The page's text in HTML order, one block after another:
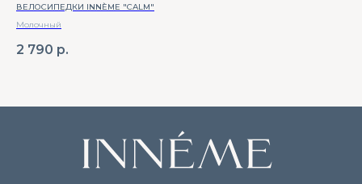
ВЕЛОСИПЕДКИ INNÈME "CALM"
Молочный
2 790 р.